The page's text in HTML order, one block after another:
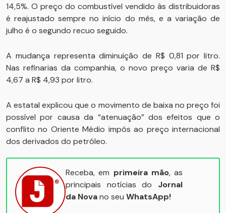
14,5%. O preço do combustível vendido às distribuidoras
é reajustado sempre no início do mês, e a variação de
julho é o segundo recuo seguido.
A mudança representa diminuição de R$ 0,81 por litro.
Nas refinarias da companhia, o novo preço varia de R$
4,67 a R$ 4,93 por litro.
A estatal explicou que o movimento de baixa no preço foi
possível por causa da “atenuação” dos efeitos que o
conflito no Oriente Médio impôs ao preço internacional
dos derivados do petróleo.
Receba, em primeira mão, as
principais notícias do Jornal
da Novano seu WhatsApp!